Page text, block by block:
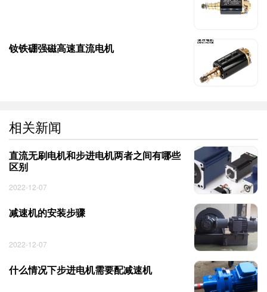
钕铁硼强磁高速直流电机
相关新闻
直流无刷电机和步进电机两者之间有哪些
区别
2022-12-07
减速机的安装步骤
2022-12-07
什么情况下步进电机需要配减速机 ​